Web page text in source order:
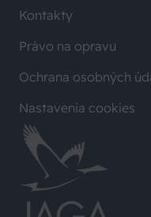
Kontakty
Právo na opravu
Ochrana osobných
Nastavenia cookies